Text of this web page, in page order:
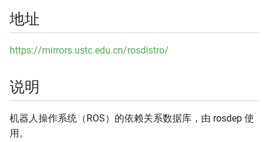
化
搜
引
擎
AOSC OS
Arch Linux ARM
Arch Linux CN
Hackage
Rubygems
Rust Crates
说明
相关链接
地址
https://mirrors.ustc.edu.cn/rosdistro/
说明
机器人操作系统（ROS）的依赖关系数据库，由 rosdep 使
用。